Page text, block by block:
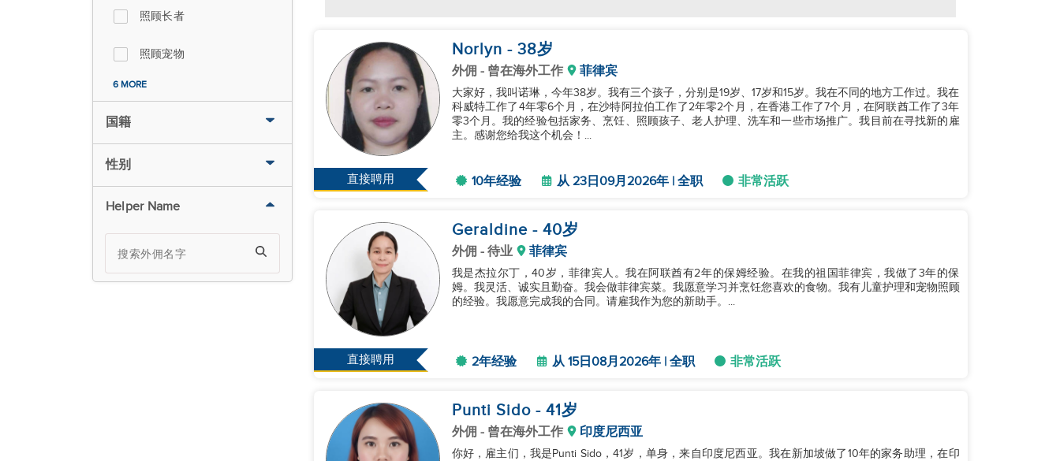
照顾长者
照顾宠物
6 MORE
国籍
性别
Helper Name
直接聘用
Norlyn - 38岁
外佣 - 曾在海外工作 菲律宾
大家好，我叫诺琳，今年38岁。我有三个孩子，分别是19岁、17岁和15岁。我在不同的地方工作过。我在
科威特工作了4年零6个月，在沙特阿拉伯工作了2年零2个月，在香港工作了7个月，在阿联酋工作了3年
零3个月。我的经验包括家务、烹饪、照顾孩子、老人护理、洗车和一些市场推广。我目前在寻找新的雇
主。感谢您给我这个机会！...
10年经验 从 23日09月2026年 | 全职 非常活跃
直接聘用
Geraldine - 40岁
外佣 - 待业 菲律宾
我是杰拉尔丁，40岁，菲律宾人。我在阿联酋有2年的保姆经验。在我的祖国菲律宾，我做了3年的保
姆。我灵活、诚实且勤奋。我会做菲律宾菜。我愿意学习并烹饪您喜欢的食物。我有儿童护理和宠物照顾
的经验。我愿意完成我的合同。请雇我作为您的新助手。...
2年经验 从 15日08月2026年 | 全职 非常活跃
Punti Sido - 41岁
外佣 - 曾在海外工作 印度尼西亚
你好，雇主们，我是Punti Sido，41岁，单身，来自印度尼西亚。我在新加坡做了10年的家务助理，在印